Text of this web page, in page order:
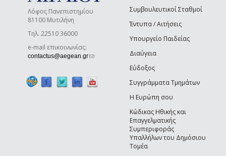
Λόφος Πανεπιστημίου
81100 Μυτιλήνη
Τηλ. 22510 36000
e-mail επικοινωνίας:
contactus@aegean.gr(link sends e-mail)
Συμβουλευτικοί Σταθμοί
Έντυπα / Αιτήσεις
Υπουργείο Παιδείας
Διαύγεια
Εύδοξος
Συγγράμματα Τμημάτων
Η Ευρώπη σου
Κώδικας Ηθικής και
Επαγγελματικής
Συμπεριφοράς
Υπαλλήλων του Δημόσιου
Τομέα